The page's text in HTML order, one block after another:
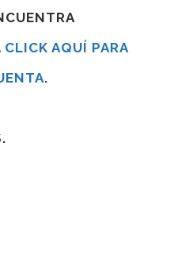
CLICK AQUÍ PARA
.